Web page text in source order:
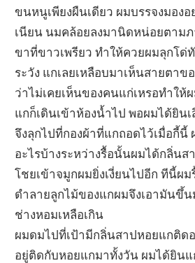
ขนหนูเพียงผืนเดียว ผมบรรจงมอง
เนียน นมคล้อยลงมานิดหน่อยตาม
ขาที่ขาวเพรียว ทำให้ควยผมลุกโด่
ระวัง แกเลยเหลือบมาเห็นสายตาข
ว่าไม่เคยเห็นของคนแก่เหรอทำให้
แกก็เดินเข้าห้องน้ำไป พอผมได้ยิน
จึงลุกไปที่กองผ้าที่แกถอดไว้เมื่อกี้นี้
อะไรบ้างระหว่างรื้อนั้นผมได้กลิ่นส
โชยเข้าจมูกผมยิ่งเงี่ยนไปอีก ทีนี้ผม
ดำลายลูกไม้ของแกผมจึงเอามันขึ้
ช่างหอมเหลือเกิน
ผมดมไปที่เป้ามีกลิ่นสาปหอยแกติด
อยู่ติดกับหอยแกมาทั้งวัน ผมได้ยินแ